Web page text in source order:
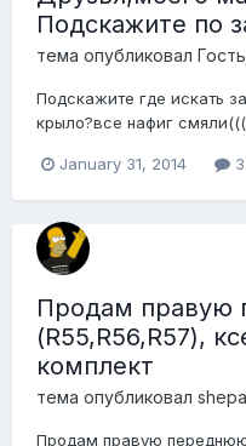
Подскажите по
тема опубликовал
Подскажите где искать
крыло?все нафиг смяли(((
January 31, 2014
Продам правую
(R55,R56,R57),
комплект
тема опубликовал
Продам правую переднюю